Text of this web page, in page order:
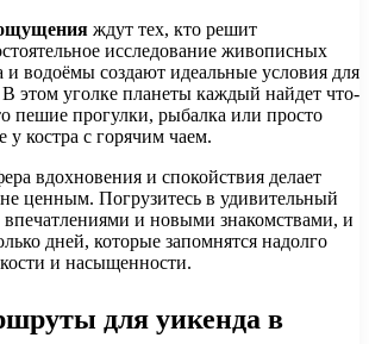
ждут тех, кто решит
исследование живописных
и водоёмы создают идеальные условия для
этом уголке планеты каждый найдет что-
пешие прогулки, рыбалка или просто
у костра с горячим чаем.
вдохновения и спокойствия делает
ценным. Погрузитесь в удивительный
и новыми знакомствами, и
дней, которые запомнятся надолго
и насыщенности.
для уикенда в